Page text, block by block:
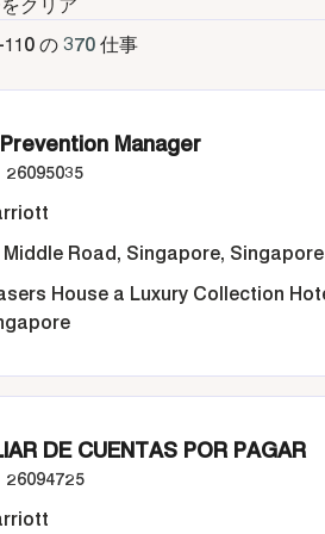
クリア
-110 の 370 仕事
Manager
26095035
Middle Road, Singapore, Singapore
House a Luxury Collection
DE CUENTAS POR PAGAR
26094725